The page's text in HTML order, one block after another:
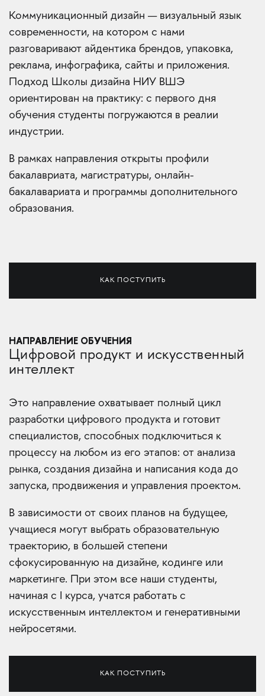
Коммуникационный дизайн — визуальный язык
современности, на котором с нами
разговаривают айдентика брендов, упаковка,
реклама, инфографика, сайты и приложения.
Подход Школы дизайна НИУ ВШЭ
ориентирован на практику: с первого дня
обучения студенты погружаются в реалии
индустрии.
В рамках направления открыты профили
бакалавриата, магистратуры, онлайн-
бакалавариата и программы дополнительного
образования.
КАК ПОСТУПИТЬ
НАПРАВЛЕНИЕ ОБУЧЕНИЯ
Цифровой продукт и искусственный
интеллект
Это направление охватывает полный цикл
разработки цифрового продукта и готовит
специалистов, способных подключиться к
процессу на любом из его этапов: от анализа
рынка, создания дизайна и написания кода до
запуска, продвижения и управления проектом.
В зависимости от своих планов на будущее,
учащиеся могут выбрать образовательную
траекторию, в большей степени
сфокусированную на дизайне, кодинге или
маркетинге. При этом все наши студенты,
начиная с I курса, учатся работать с
искусственным интеллектом и генеративными
нейросетями.
КАК ПОСТУПИТЬ